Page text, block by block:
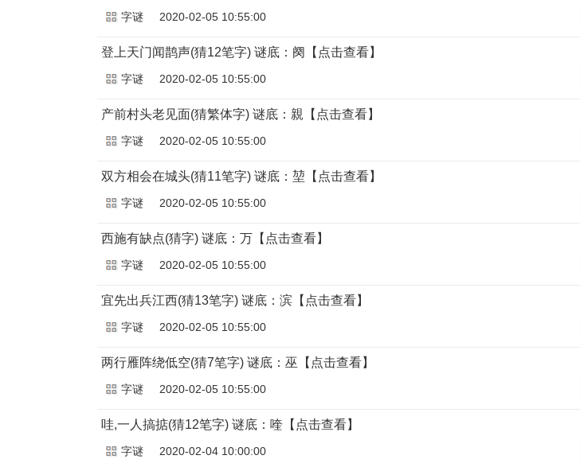
2020-02-05 10:55:00
字谜
登上天门闻鹊声(猜12笔字) 谜底：阕【点击查看】
2020-02-05 10:55:00
字谜
产前村头老见面(猜繁体字) 谜底：親【点击查看】
2020-02-05 10:55:00
字谜
双方相会在城头(猜11笔字) 谜底：堃【点击查看】
2020-02-05 10:55:00
字谜
西施有缺点(猜字) 谜底：万【点击查看】
2020-02-05 10:55:00
字谜
宜先出兵江西(猜13笔字) 谜底：滨【点击查看】
2020-02-05 10:55:00
字谜
两行雁阵绕低空(猜7笔字) 谜底：巫【点击查看】
2020-02-05 10:55:00
字谜
哇,一人搞掂(猜12笔字) 谜底：喹【点击查看】
2020-02-04 10:00:00
字谜